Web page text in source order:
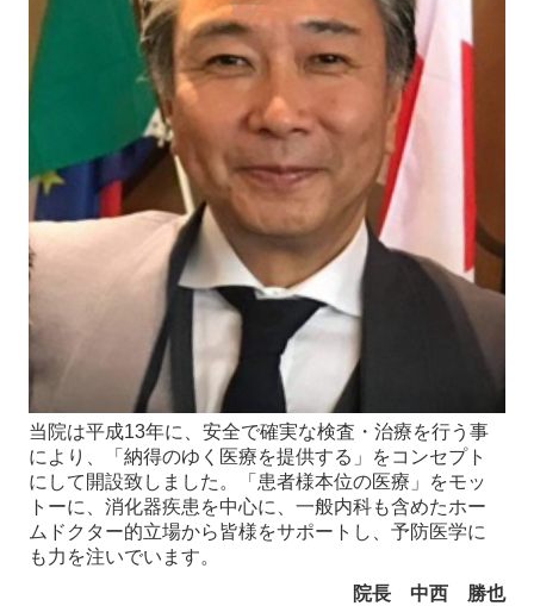
当院は平成13年に、安全で確実な検査・治療を行う事
により、「納得のゆく医療を提供する」をコンセプト
にして開設致しました。「患者様本位の医療」をモッ
トーに、消化器疾患を中心に、一般内科も含めたホー
ムドクター的立場から皆様をサポートし、予防医学に
も力を注いでいます。
院長 中西 勝也